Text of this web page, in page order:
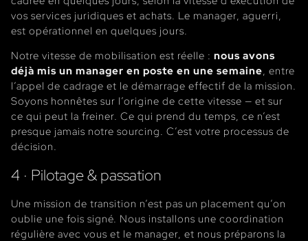
vos services juridiques et achats. Le manager, aguerri,
est opérationnel en quelques jours.
Notre vitesse de mobilisation est réelle : nous avons
déjà mis un manager en poste en une semaine, entre
l’appel de cadrage et le démarrage effectif de la mission.
Soyons honnêtes sur l’origine de cette vitesse — et sur
ce qui peut la freiner. Ce qui prend du temps, ce n’est
presque jamais notre sourcing. C’est votre processus de
décision.
4 · Pilotage & passation
Une mission de transition n’est pas un placement qu’on
oublie une fois signé. Nous installons une coordination
régulière avec vous et le manager, et nous préparons la